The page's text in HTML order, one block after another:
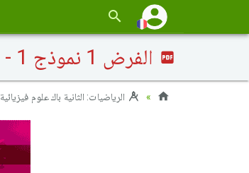
الفرض 1 نموذج 1 - الرياضيات ثانية باك علوم وتقنيات الدورة الأولى
الرياضيات: الثانية باك علوم فيزيائية